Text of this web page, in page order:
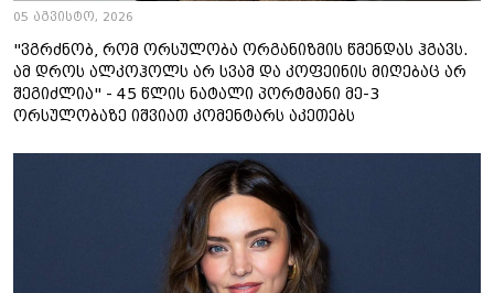
05 აგვისტო, 2026
"ვგრძნობ, რომ ორსულობა ორგანიზმის წმენდას ჰგავს.
ამ დროს ალკოჰოლს არ სვამ და კოფეინის მიღებაც არ
შეგიძლია" - 45 წლის ნატალი პორტმანი მე-3
ორსულობაზე იშვიათ კომენტარს აკეთებს